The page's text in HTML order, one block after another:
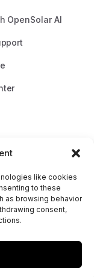
like cookies
to these
as browsing behavior
consent,
OpenSolar AI